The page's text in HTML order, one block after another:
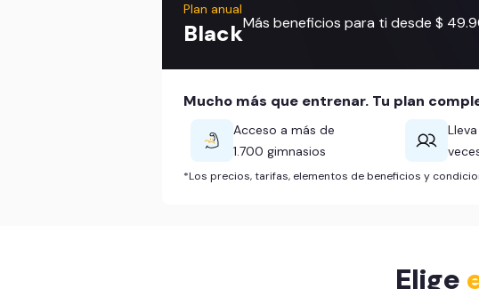
Plan anual
BlackMás beneficios para ti desde $
Mucho más que entrenar. Tu plan
Acceso a más de
1.700 gimnasios
*Los precios, tarifas, elementos de beneficios y
Elige